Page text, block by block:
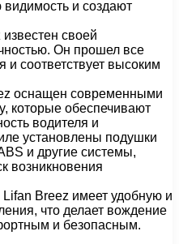
и создают
своей
Он прошел все
соответствует высоким
оснащен современными
которые обеспечивают
водителя и
установлены подушки
и другие системы,
возникновения
Breez имеет удобную и
что делает вождение
и безопасным.